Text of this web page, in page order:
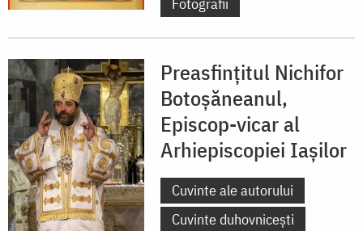
Fotografii
Preasfințitul Nichifor
Botoșăneanul,
Episcop-vicar al
Arhiepiscopiei Iașilor
Cuvinte ale autorului
Cuvinte duhovnicești